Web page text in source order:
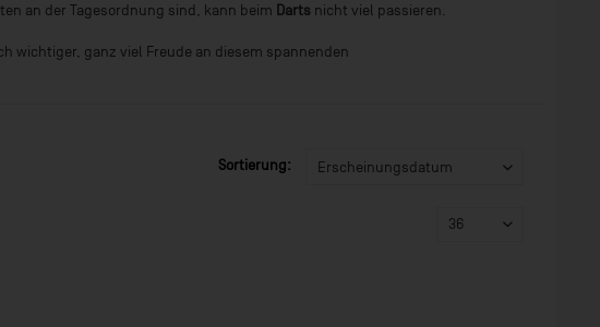
an der Tagesordnung sind, kann beim Darts nicht viel passieren.
wichtiger, ganz viel Freude an diesem spannenden
Sortierung: